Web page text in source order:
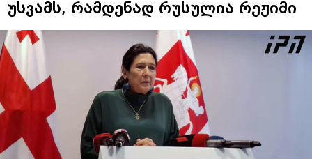
უსვამს, რამდენად რუსულია რეჟიმი